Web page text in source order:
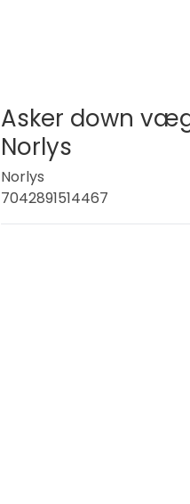
Asker down
Norlys
Norlys
7042891514467